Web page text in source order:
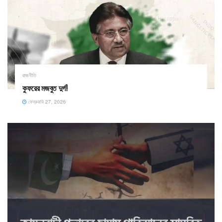
রাজনীতি
কুফরের মজবুত দুর্গ!
ফেব্রুয়ারি 27, 2026